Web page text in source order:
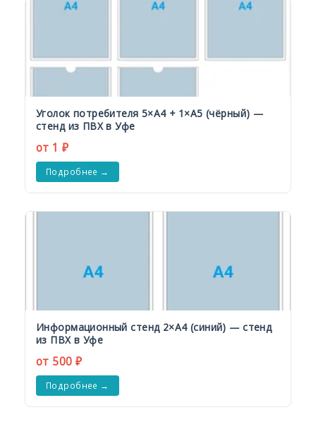
Уголок потребителя 5×А4 + 1×А5 (чёрный) —
стенд из ПВХ в Уфе
от 1 ₽
Подробнее →
Информационный стенд 2×А4 (синий) — стенд
из ПВХ в Уфе
от 500 ₽
Подробнее →